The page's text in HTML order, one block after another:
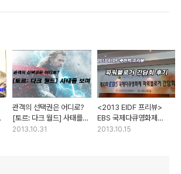
관객의 선택권은 어디로?
[토르: 다크 월드] 사태를
보며
2013.10.31
<2013 EIDF 프리뷰>
EBS 국제다큐영화제
파워블로거 간담회 후기
2013.10.15